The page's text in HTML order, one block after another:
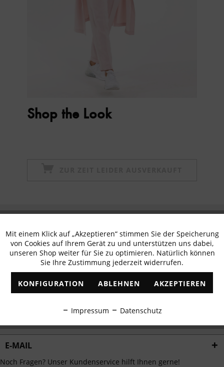
Shop the Look
erhalten
✓ Exklusive Angebote ✓ Die aktuellsten Trends
E-MAIL
Noch Fragen? Unser Kundenservice hilft Ihnen gerne!
Funktionale Aktiv
Marketing Inaktiv
Tracking Inaktiv
Personalisierung Inaktiv
Service
Mit einem Klick auf „Akzeptieren“ stimmen Sie der Speicherung
von Cookies auf Ihrem Gerät zu und unterstützen uns dabei,
unseren Shop weiter für Sie zu optimieren. Natürlich können
Sie Ihre Zustimmung jederzeit widerrufen.
KONFIGURATION ABLEHNEN AKZEPTIEREN
Impressum Datenschutz